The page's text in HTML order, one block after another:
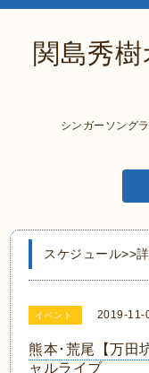
関島秀
シンガーソング
スケジュール>>
イベント 2019-11-
熊本･荒尾【万田
ャルライブ